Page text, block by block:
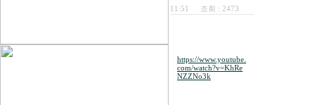
11:51
조회 : 2473
https://www.youtube.
com/watch?v=KhRe
NZZNo3k